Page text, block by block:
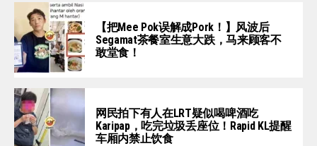
【把Mee Pok误解成Pork！】风波后
Segamat茶餐室生意大跌，马来顾客不
敢堂食！
网民拍下有人在LRT疑似喝啤酒吃
Karipap，吃完垃圾丢座位！Rapid KL提醒
车厢内禁止饮食